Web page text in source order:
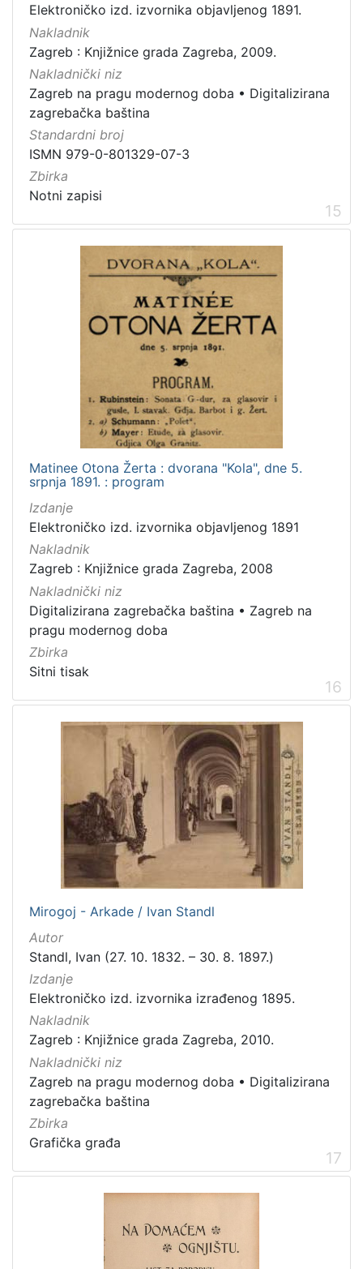
Elektroničko izd. izvornika objavljenog 1891.
Nakladnik
Zagreb : Knjižnice grada Zagreba, 2009.
Nakladnički niz
Zagreb na pragu modernog doba • Digitalizirana
zagrebačka baština
Standardni broj
ISMN 979-0-801329-07-3
Zbirka
Notni zapisi
15
Matinee Otona Žerta : dvorana "Kola", dne 5.
srpnja 1891. : program
Izdanje
Elektroničko izd. izvornika objavljenog 1891
Nakladnik
Zagreb : Knjižnice grada Zagreba, 2008
Nakladnički niz
Digitalizirana zagrebačka baština • Zagreb na
pragu modernog doba
Zbirka
Sitni tisak
16
Mirogoj - Arkade / Ivan Standl
Autor
Standl, Ivan (27. 10. 1832. – 30. 8. 1897.)
Izdanje
Elektroničko izd. izvornika izrađenog 1895.
Nakladnik
Zagreb : Knjižnice grada Zagreba, 2010.
Nakladnički niz
Zagreb na pragu modernog doba • Digitalizirana
zagrebačka baština
Zbirka
Grafička građa
17